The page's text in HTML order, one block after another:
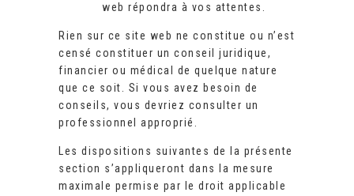
web répondra à vos attentes.
Rien sur ce site web ne constitue ou n’est
censé constituer un conseil juridique,
financier ou médical de quelque nature
que ce soit. Si vous avez besoin de
conseils, vous devriez consulter un
professionnel approprié.
Les dispositions suivantes de la présente
section s’appliqueront dans la mesure
maximale permise par le droit applicable